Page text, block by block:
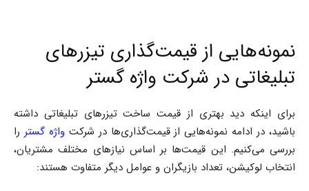
نمونه‌هایی از قیمت‌گذاری تیزرهای
تبلیغاتی در شرکت واژه گستر
برای اینکه دید بهتری از قیمت ساخت تیزرهای تبلیغاتی داشته
باشید، در ادامه نمونه‌هایی از قیمت‌گذاری‌ها در شرکتواژه گستر را
بررسی می‌کنیم. این قیمت‌ها بر اساس نیازهای مختلف مشتریان،
انتخاب لوکیشن، تعداد بازیگران و عوامل دیگر متفاوت هستند: